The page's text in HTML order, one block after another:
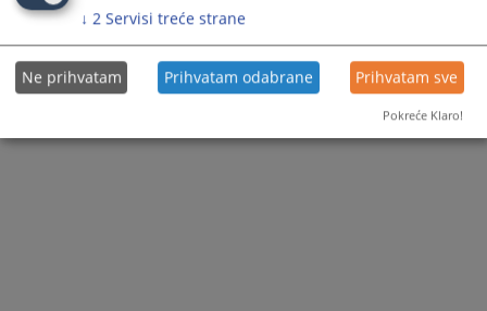
↓ 2 Servisi treće strane
Ne prihvatam Prihvatam odabrane Prihvatam sve
Pokreće Klaro!